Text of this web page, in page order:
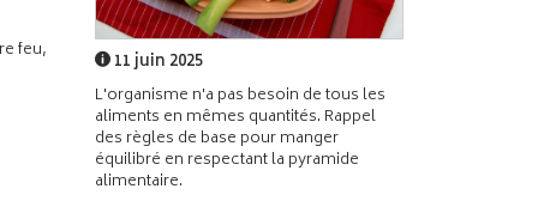
feu,
11 juin 2025
L'organisme n'a pas besoin de tous les
aliments en mêmes quantités. Rappel
des règles de base pour manger
équilibré en respectant la pyramide
alimentaire.